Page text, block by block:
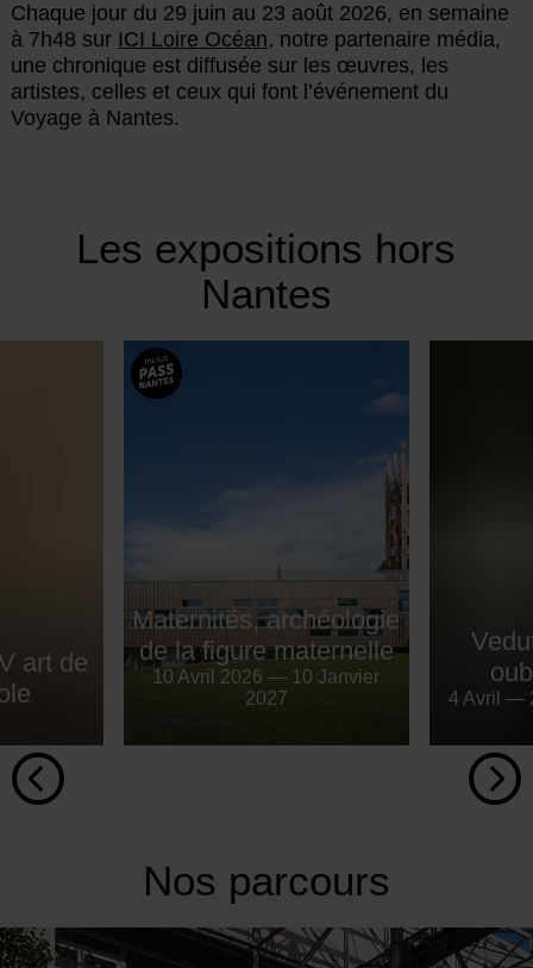
Chaque jour du 29 juin au 23 août 2026, en semaine
à 7h48 sur ICI Loire Océan, notre partenaire média,
une chronique est diffusée sur les œuvres, les
artistes, celles et ceux qui font l’événement du
Voyage à Nantes.
Les expositions hors
Nantes
Maternités, archéologie
de la figure maternelle
10 Avril 2026 — 10 Janvier
2027
4 Avril —
art de
Nos parcours